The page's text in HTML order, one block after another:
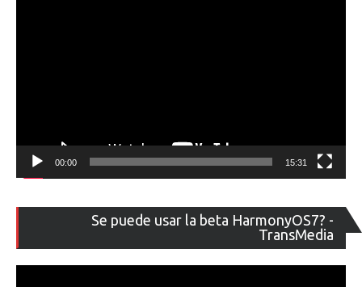
00:00 15:31
Se puede usar la beta HarmonyOS7? -
TransMedia
de